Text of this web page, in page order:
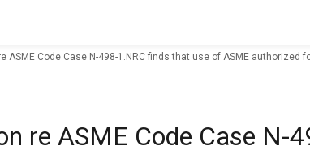
ASME Code Case N-498-1.NRC finds that use of ASME
re ASME Code Case N-